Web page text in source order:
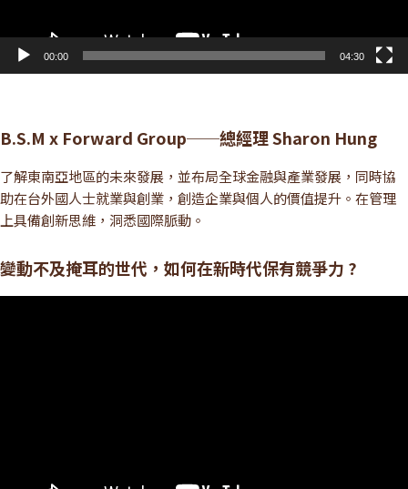
00:00 04:30
B.S.M x Forward Group──總經理 Sharon Hung
了解東南亞地區的未來發展，並布局全球金融與產業發展，同時協
助在台外國人士就業與創業，創造企業與個人的價值提升。在管理
上具備創新思維，洞悉國際脈動。
變動不及掩耳的世代，如何在新時代保有競爭力 ?